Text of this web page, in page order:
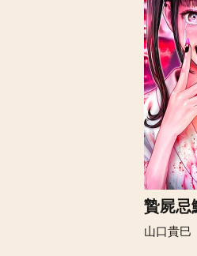
贄屍忌
山口貴巳